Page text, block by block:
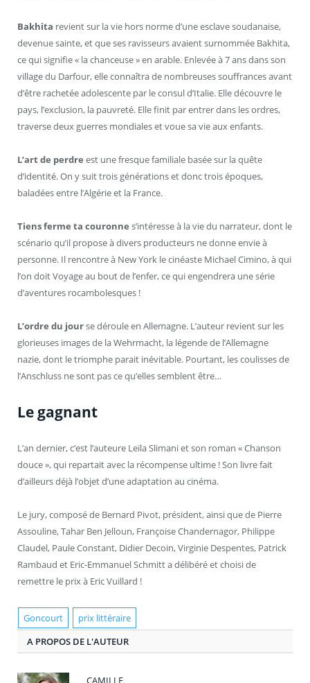
Bakhita revient sur la vie hors norme d’une esclave soudanaise,
devenue sainte, et que ses ravisseurs avaient surnommée Bakhita,
ce qui signifie « la chanceuse » en arable. Enlevée à 7 ans dans son
village du Darfour, elle connaîtra de nombreuses souffrances avant
d’être rachetée adolescente par le consul d’Italie. Elle découvre le
pays, l’exclusion, la pauvreté. Elle finit par entrer dans les ordres,
traverse deux guerres mondiales et voue sa vie aux enfants.
L’art de perdre est une fresque familiale basée sur la quête
d’identité. On y suit trois générations et donc trois époques,
baladées entre l’Algérie et la France.
Tiens ferme ta couronne s’intéresse à la vie du narrateur, dont le
scénario qu’il propose à divers producteurs ne donne envie à
personne. Il rencontre à New York le cinéaste Michael Cimino, à qui
l’on doit Voyage au bout de l’enfer, ce qui engendrera une série
d’aventures rocambolesques !
L’ordre du jourse déroule en Allemagne. L’auteur revient sur les
glorieuses images de la Wehrmacht, la légende de l’Allemagne
nazie, dont le triomphe parait inévitable. Pourtant, les coulisses de
l’Anschluss ne sont pas ce qu’elles semblent être…
Le gagnant
L’an dernier, c’est l’auteure Leïla Slimani et son roman « Chanson
douce », qui repartait avec la récompense ultime ! Son livre fait
d’ailleurs déjà l’objet d’une adaptation au cinéma.
Le jury, composé de Bernard Pivot, président, ainsi que de Pierre
Assouline, Tahar Ben Jelloun, Françoise Chandernagor, Philippe
Claudel, Paule Constant, Didier Decoin, Virginie Despentes, Patrick
Rambaud et Eric-Emmanuel Schmitt a délibéré et choisi de
remettre le prix à Eric Vuillard !
Goncourt
prix littéraire
A PROPOS DE L'AUTEUR
CAMILLE